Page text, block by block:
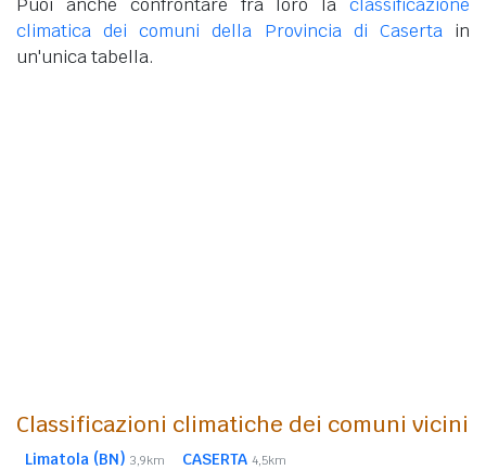
Puoi anche confrontare fra loro la classificazione
climatica dei comuni della Provincia di Casertain
un'unica tabella.
Classificazioni climatiche dei comuni vicini
Limatola (BN) 3,9km CASERTA 4,5km